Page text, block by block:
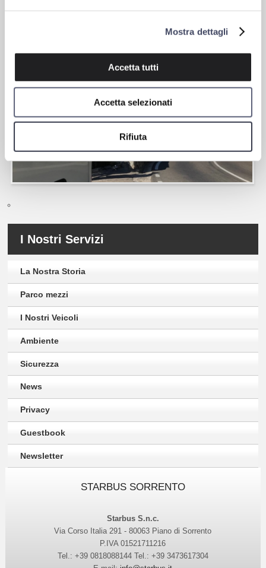
Mostra dettagli
Accetta tutti
Accetta selezionati
Rifiuta
merito: attivi , passivi, di assistenza alla guida, ABS,
antislittamento, controllo stabilità, sistemi anti-collisione per
prevenire tamponamenti, sistemi di avvertimento di abbandono
I Nostri Servizi
La Nostra Storia
Parco mezzi
I Nostri Veicoli
Ambiente
Sicurezza
News
Privacy
Guestbook
Newsletter
STARBUS SORRENTO
Starbus S.n.c.
Via Corso Italia 291 - 80063 Piano di Sorrento
P.IVA 01521711216
Tel.: +39 0818088144 Tel.: +39 3473617304